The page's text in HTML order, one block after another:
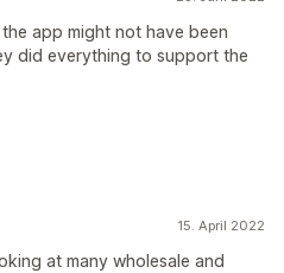
app might not have been
did everything to support the
15. April 2022
at many wholesale and